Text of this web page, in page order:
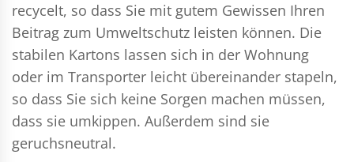
recycelt, so dass Sie mit gutem Gewissen Ihren
Beitrag zum Umweltschutz leisten können. Die
stabilen Kartons lassen sich in der Wohnung
oder im Transporter leicht übereinander stapeln,
so dass Sie sich keine Sorgen machen müssen,
dass sie umkippen. Außerdem sind sie
geruchsneutral.